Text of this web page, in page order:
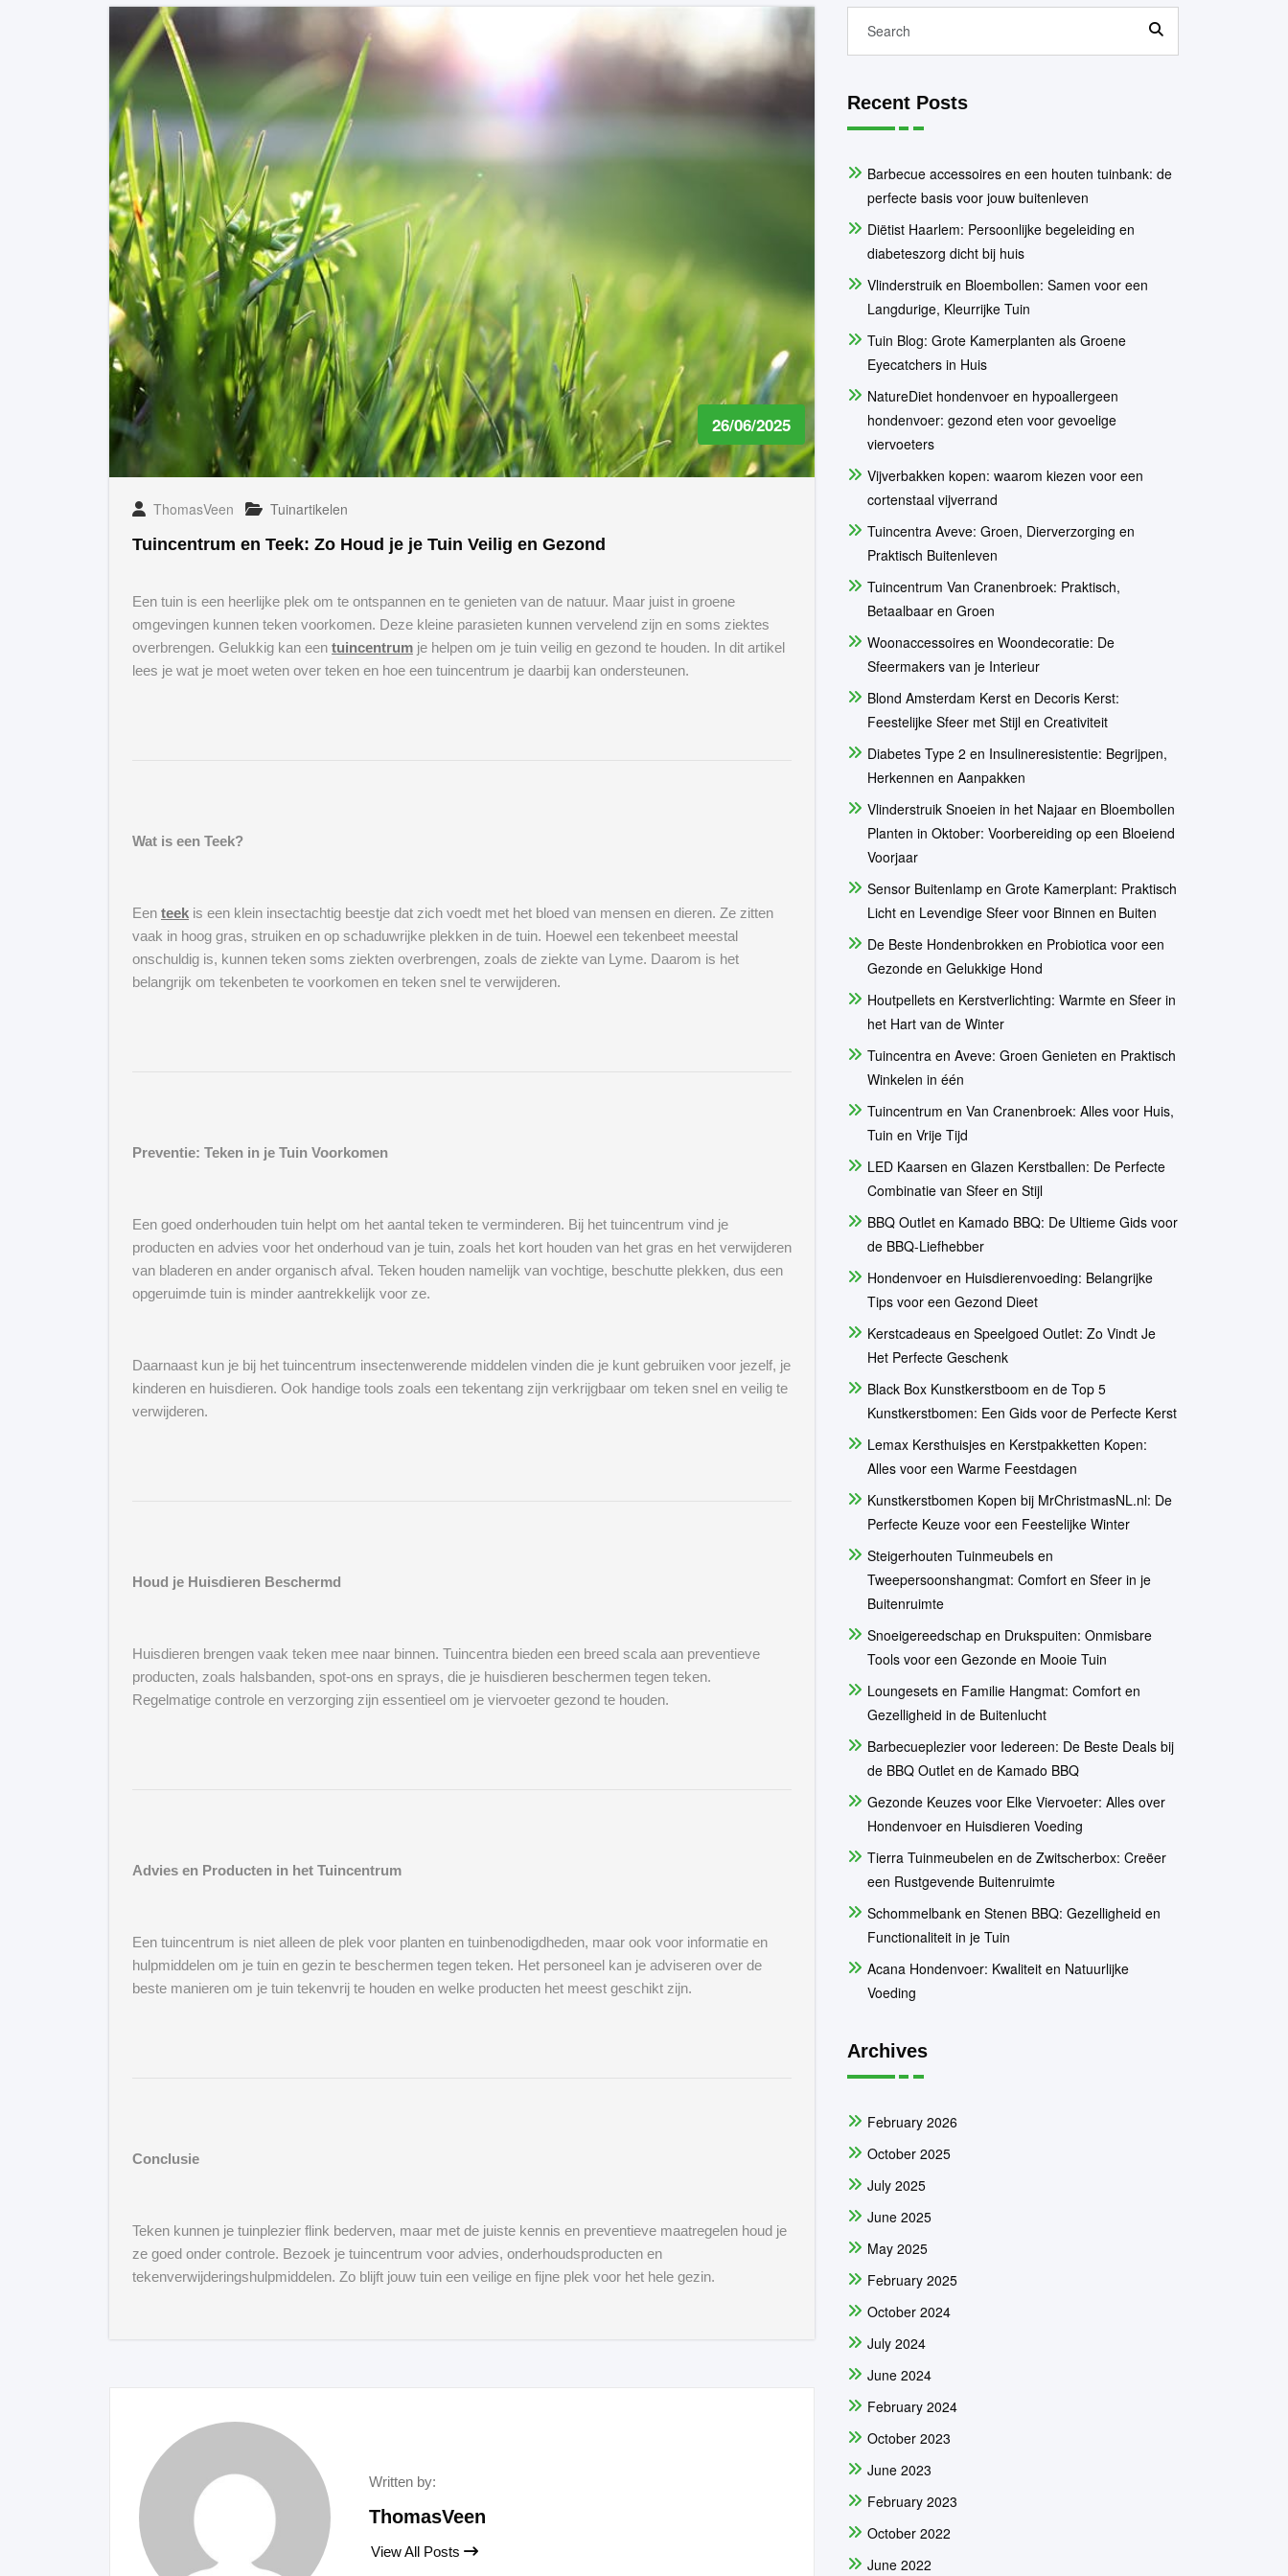
26/06/2025
ThomasVeen
Tuinartikelen
Tuincentrum en Teek: Zo Houd je je Tuin Veilig en Gezond
Een tuin is een heerlijke plek om te ontspannen en te genieten van de natuur. Maar juist in groene
omgevingen kunnen teken voorkomen. Deze kleine parasieten kunnen vervelend zijn en soms ziektes
overbrengen. Gelukkig kan een tuincentrum je helpen om je tuin veilig en gezond te houden. In dit artikel
lees je wat je moet weten over teken en hoe een tuincentrum je daarbij kan ondersteunen.
Wat is een Teek?
Een teek is een klein insectachtig beestje dat zich voedt met het bloed van mensen en dieren. Ze zitten
vaak in hoog gras, struiken en op schaduwrijke plekken in de tuin. Hoewel een tekenbeet meestal
onschuldig is, kunnen teken soms ziekten overbrengen, zoals de ziekte van Lyme. Daarom is het
belangrijk om tekenbeten te voorkomen en teken snel te verwijderen.
Preventie: Teken in je Tuin Voorkomen
Een goed onderhouden tuin helpt om het aantal teken te verminderen. Bij het tuincentrum vind je
producten en advies voor het onderhoud van je tuin, zoals het kort houden van het gras en het verwijderen
van bladeren en ander organisch afval. Teken houden namelijk van vochtige, beschutte plekken, dus een
opgeruimde tuin is minder aantrekkelijk voor ze.
Daarnaast kun je bij het tuincentrum insectenwerende middelen vinden die je kunt gebruiken voor jezelf, je
kinderen en huisdieren. Ook handige tools zoals een tekentang zijn verkrijgbaar om teken snel en veilig te
verwijderen.
Houd je Huisdieren Beschermd
Huisdieren brengen vaak teken mee naar binnen. Tuincentra bieden een breed scala aan preventieve
producten, zoals halsbanden, spot-ons en sprays, die je huisdieren beschermen tegen teken.
Regelmatige controle en verzorging zijn essentieel om je viervoeter gezond te houden.
Advies en Producten in het Tuincentrum
Een tuincentrum is niet alleen de plek voor planten en tuinbenodigdheden, maar ook voor informatie en
hulpmiddelen om je tuin en gezin te beschermen tegen teken. Het personeel kan je adviseren over de
beste manieren om je tuin tekenvrij te houden en welke producten het meest geschikt zijn.
Conclusie
Teken kunnen je tuinplezier flink bederven, maar met de juiste kennis en preventieve maatregelen houd je
ze goed onder controle. Bezoek je tuincentrum voor advies, onderhoudsproducten en
tekenverwijderingshulpmiddelen. Zo blijft jouw tuin een veilige en fijne plek voor het hele gezin.
Written by:
ThomasVeen
View All Posts
Recent Posts
Barbecue accessoires en een houten tuinbank: de
perfecte basis voor jouw buitenleven
Diëtist Haarlem: Persoonlijke begeleiding en
diabeteszorg dicht bij huis
Vlinderstruik en Bloembollen: Samen voor een
Langdurige, Kleurrijke Tuin
Tuin Blog: Grote Kamerplanten als Groene
Eyecatchers in Huis
NatureDiet hondenvoer en hypoallergeen
hondenvoer: gezond eten voor gevoelige
viervoeters
Vijverbakken kopen: waarom kiezen voor een
cortenstaal vijverrand
Tuincentra Aveve: Groen, Dierverzorging en
Praktisch Buitenleven
Tuincentrum Van Cranenbroek: Praktisch,
Betaalbaar en Groen
Woonaccessoires en Woondecoratie: De
Sfeermakers van je Interieur
Blond Amsterdam Kerst en Decoris Kerst:
Feestelijke Sfeer met Stijl en Creativiteit
Diabetes Type 2 en Insulineresistentie: Begrijpen,
Herkennen en Aanpakken
Vlinderstruik Snoeien in het Najaar en Bloembollen
Planten in Oktober: Voorbereiding op een Bloeiend
Voorjaar
Sensor Buitenlamp en Grote Kamerplant: Praktisch
Licht en Levendige Sfeer voor Binnen en Buiten
De Beste Hondenbrokken en Probiotica voor een
Gezonde en Gelukkige Hond
Houtpellets en Kerstverlichting: Warmte en Sfeer in
het Hart van de Winter
Tuincentra en Aveve: Groen Genieten en Praktisch
Winkelen in één
Tuincentrum en Van Cranenbroek: Alles voor Huis,
Tuin en Vrije Tijd
LED Kaarsen en Glazen Kerstballen: De Perfecte
Combinatie van Sfeer en Stijl
BBQ Outlet en Kamado BBQ: De Ultieme Gids voor
de BBQ-Liefhebber
Hondenvoer en Huisdierenvoeding: Belangrijke
Tips voor een Gezond Dieet
Kerstcadeaus en Speelgoed Outlet: Zo Vindt Je
Het Perfecte Geschenk
Black Box Kunstkerstboom en de Top 5
Kunstkerstbomen: Een Gids voor de Perfecte Kerst
Lemax Kersthuisjes en Kerstpakketten Kopen:
Alles voor een Warme Feestdagen
Kunstkerstbomen Kopen bij MrChristmasNL.nl: De
Perfecte Keuze voor een Feestelijke Winter
Steigerhouten Tuinmeubels en
Tweepersoonshangmat: Comfort en Sfeer in je
Buitenruimte
Snoeigereedschap en Drukspuiten: Onmisbare
Tools voor een Gezonde en Mooie Tuin
Loungesets en Familie Hangmat: Comfort en
Gezelligheid in de Buitenlucht
Barbecueplezier voor Iedereen: De Beste Deals bij
de BBQ Outlet en de Kamado BBQ
Gezonde Keuzes voor Elke Viervoeter: Alles over
Hondenvoer en Huisdieren Voeding
Tierra Tuinmeubelen en de Zwitscherbox: Creëer
een Rustgevende Buitenruimte
Schommelbank en Stenen BBQ: Gezelligheid en
Functionaliteit in je Tuin
Acana Hondenvoer: Kwaliteit en Natuurlijke
Voeding
Archives
February 2026
October 2025
July 2025
June 2025
May 2025
February 2025
October 2024
July 2024
June 2024
February 2024
October 2023
June 2023
February 2023
October 2022
June 2022